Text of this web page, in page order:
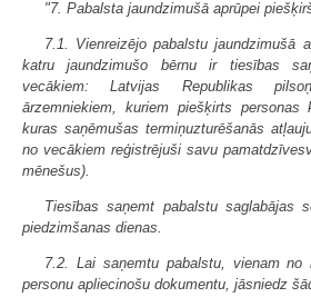
"7. Pabalsta jaundzimušā aprūpei
7.1. Vienreizējo pabalstu jaundzimušā
katru jaundzimušo bērnu ir tiesības
vecākiem: Latvijas Republikas
ārzemniekiem, kuriem piešķirts personas
kuras saņēmušas termiņuzturēšanās
no vecākiem reģistrējuši savu
mēnešus).
Tiesības saņemt pabalstu saglabājas
piedzimšanas dienas.
7.2. Lai saņemtu pabalstu, vienam no
personu apliecinošu dokumentu, jāsniedz